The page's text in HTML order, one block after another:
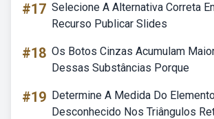
#17 Selecione A Alternativa Correta
Recurso Publicar Slides
#18 Os Botos Cinzas Acumulam
Dessas Substâncias Porque
#19 Determine A Medida Do
Desconhecido Nos Triângulos